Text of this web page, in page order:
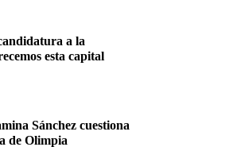
a la
esta capital
Sánchez cuestiona
de Olimpia